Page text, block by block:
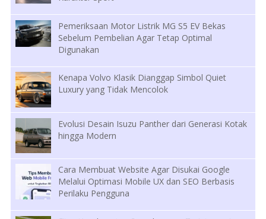
Pemeriksaan Motor Listrik MG S5 EV Bekas
Sebelum Pembelian Agar Tetap Optimal
Digunakan
Kenapa Volvo Klasik Dianggap Simbol Quiet
Luxury yang Tidak Mencolok
Evolusi Desain Isuzu Panther dari Generasi Kotak
hingga Modern
Cara Membuat Website Agar Disukai Google
Melalui Optimasi Mobile UX dan SEO Berbasis
Perilaku Pengguna